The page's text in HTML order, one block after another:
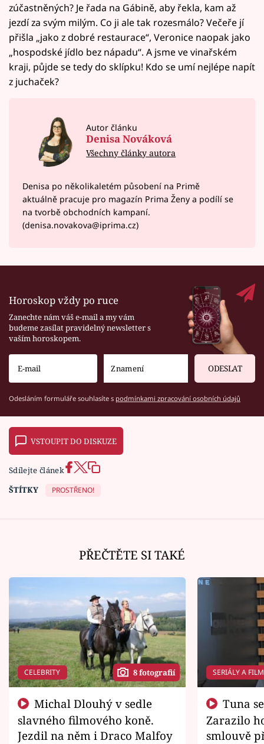
zúčastněných? Je řada na Gábině, aby řekla, kam až
jezdí za svým milým. Co ji ale tak rozesmálo? Večeře jí
přišla „jako z dobré restaurace“, Veronice naopak jako
„hospodské jídlo bez nápadu“. A jsme ve vinařském
kraji, půjde se tedy do sklípku! Kdo se umí nejlépe napít
z juchaček?
Autor článku
Denisa Nováková
Všechny články autora
Denisa po několikaletém působení na Primě
aktuálně pracuje pro magazín Prima Ženy a podílí se
na tvorbě obchodních kampaní.
(denisa.novakova@iprima.cz)
Horoskop vždy po ruce
Zanechte nám váš e-mail a my vám
budeme zasílat pravidelný newsletter s
vaším horoskopem.
ODESLAT
Odesláním formuláře souhlasíte s podmínkami zpracování osobních údajů
VSTOUPIT DO DISKUZE
Sdílejte článek
ŠTÍTKY
PROSTŘENO!
PŘEČTĚTE SI TAKÉ
CELEBRITY 8 fotografií
slavného filmového koně.
Jezdil na něm i Draco Malfoy
SERIÁLY A
Zarazilo
smlouvě